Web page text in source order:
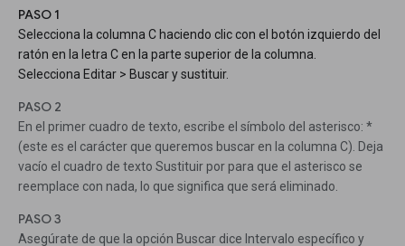
PASO 1
Selecciona la columna C haciendo clic con el botón izquierdo del
ratón en la letra C en la parte superior de la columna.
Selecciona Editar > Buscar y sustituir.
PASO 2
En el primer cuadro de texto, escribe el símbolo del asterisco: *
(este es el carácter que queremos buscar en la columna C). Deja
vacío el cuadro de texto Sustituir por para que el asterisco se
reemplace con nada, lo que significa que será eliminado.
PASO 3
Asegúrate de que la opción Buscar dice Intervalo específico y